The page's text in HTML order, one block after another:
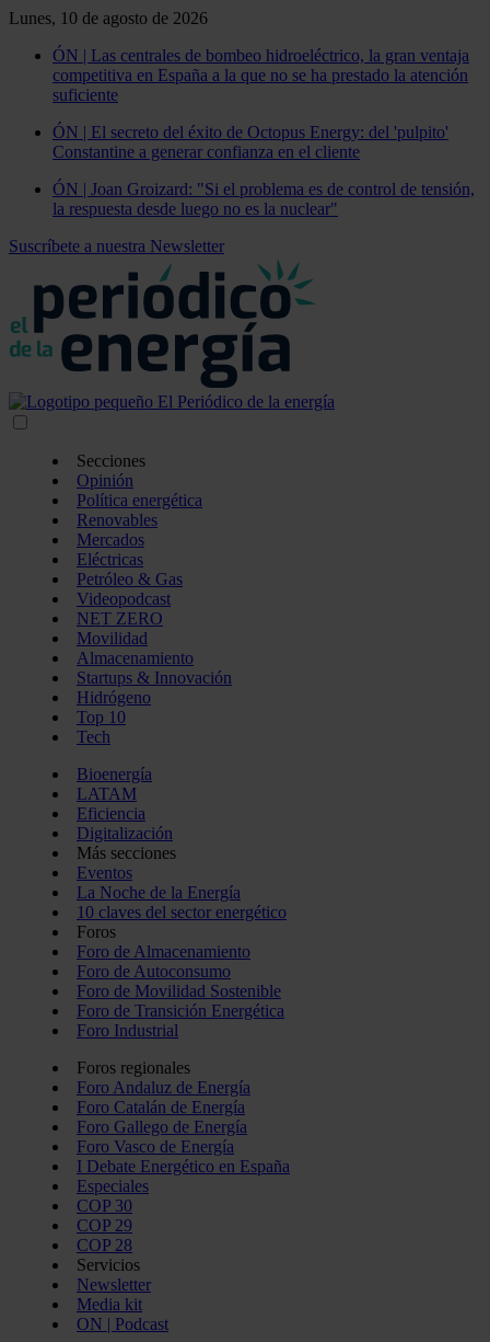
Lunes, 10 de agosto de 2026
ÓN | Las centrales de bombeo hidroeléctrico, la gran ventaja
competitiva en España a la que no se ha prestado la atención
suficiente
ÓN | El secreto del éxito de Octopus Energy: del 'pulpito'
Constantine a generar confianza en el cliente
ÓN | Joan Groizard: "Si el problema es de control de tensión,
la respuesta desde luego no es la nuclear"
Suscríbete a nuestra Newsletter
Secciones
Opinión
Política energética
Renovables
Mercados
Eléctricas
Petróleo & Gas
Videopodcast
NET ZERO
Movilidad
Almacenamiento
Startups & Innovación
Hidrógeno
Top 10
Tech
Bioenergía
LATAM
Eficiencia
Digitalización
Más secciones
Eventos
La Noche de la Energía
10 claves del sector energético
Foros
Foro de Almacenamiento
Foro de Autoconsumo
Foro de Movilidad Sostenible
Foro de Transición Energética
Foro Industrial
Foros regionales
Foro Andaluz de Energía
Foro Catalán de Energía
Foro Gallego de Energía
Foro Vasco de Energía
I Debate Energético en España
Especiales
COP 30
COP 29
COP 28
Servicios
Newsletter
Media kit
ON | Podcast